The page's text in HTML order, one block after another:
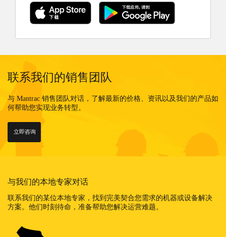
联系我们的销售团队
与 Mantrac 销售团队对话，了解最新的价格、资讯以及我们的产品如
何帮助您实现业务转型。
立即咨询
与我们的本地专家对话
联系我们的某位本地专家，找到完美契合您需求的机器或设备解决
方案。他们时刻待命，准备帮助您解决运营难题。